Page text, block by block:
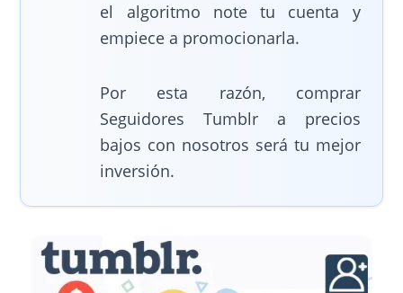
el algoritmo note tu cuenta y
empiece a promocionarla.
Por esta razón, comprar
Seguidores Tumblr a precios
bajos con nosotros será tu mejor
inversión.